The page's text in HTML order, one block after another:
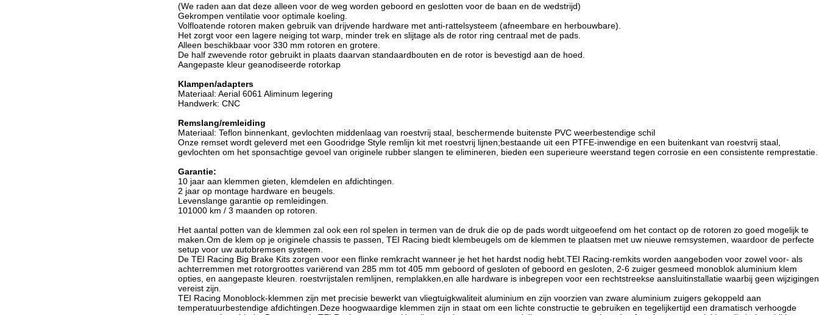
(We raden aan dat deze alleen voor de weg worden geboord en geslotten voor de baan en de wedstrijd)
Gekrompen ventilatie voor optimale koeling.
Volfloatende rotoren maken gebruik van drijvende hardware met anti-rattelsysteem (afneembare en herbouwbare).
Het zorgt voor een lagere neiging tot warp, minder trek en slijtage als de rotor ring centraal met de pads.
Alleen beschikbaar voor 330 mm rotoren en grotere.
De half zwevende rotor gebruikt in plaats daarvan standaardbouten en de rotor is bevestigd aan de hoed.
Aangepaste kleur geanodiseerde rotorkap
Klampen/adapters
Materiaal: Aerial 6061 Aliminum legering
Handwerk: CNC
Remslang/remleiding
Materiaal: Teflon binnenkant, gevlochten middenlaag van roestvrij staal, beschermende buitenste PVC weerbestendige schil
Onze remset wordt geleverd met een Goodridge Style remlijn kit met roestvrij lijnen;bestaande uit een PTFE-inwendige en een buitenkant van roestvrij staal,
gevlochten om het sponsachtige gevoel van originele rubber slangen te elimineren, bieden een superieure weerstand tegen corrosie en een consistente remprestatie.
Garantie:
10 jaar aan klemmen gieten, klemdelen en afdichtingen.
2 jaar op montage hardware en beugels.
Levenslange garantie op remleidingen.
101000 km / 3 maanden op rotoren.
Het aantal potten van de klemmen zal ook een rol spelen in termen van de druk die op de pads wordt uitgeoefend om het contact op de rotoren zo goed mogelijk te
maken.Om de klem op je originele chassis te passen, TEI Racing biedt klembeugels om de klemmen te plaatsen met uw nieuwe remsystemen, waardoor de perfecte
setup voor uw autobremsen systeem.
De TEI Racing Big Brake Kits zorgen voor een flinke remkracht wanneer je het het hardst nodig hebt.TEI Racing-remkits worden aangeboden voor zowel voor- als
achterremmen met rotorgroottes variërend van 285 mm tot 405 mm geboord of gesloten of geboord en gesloten, 2-6 zuiger gesmeed monoblok aluminium klem
opties, en aangepaste kleuren. roestvrijstalen remlijnen, remplakken,en alle hardware is inbegrepen voor een rechtstreekse aansluitinstallatie waarbij geen wijzigingen
vereist zijn.
TEI Racing Monoblock-klemmen zijn met precisie bewerkt van vliegtuigkwaliteit aluminium en zijn voorzien van zware aluminium zuigers gekoppeld aan
temperatuurbestendige afdichtingen.Deze hoogwaardige klemmen zijn in staat om een lichte constructie te gebruiken en tegelijkertijd een dramatisch verhoogde